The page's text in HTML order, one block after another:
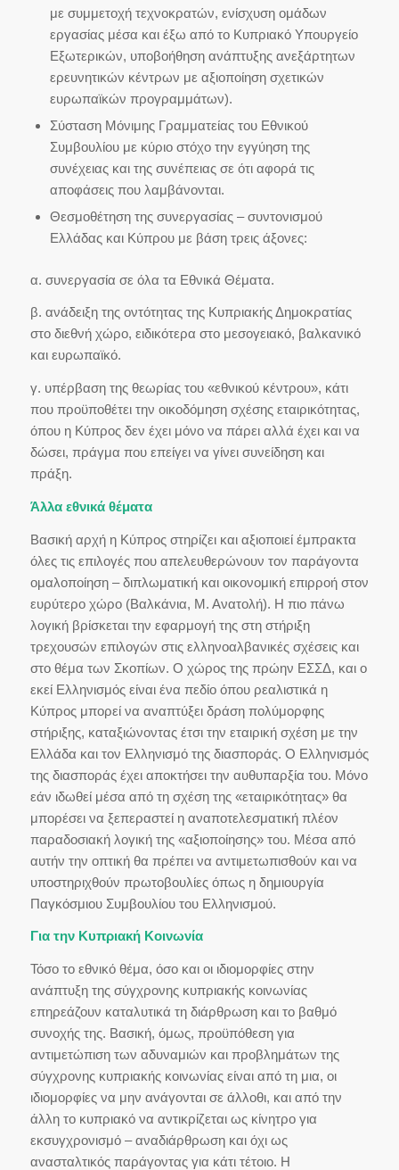
με συμμετοχή τεχνοκρατών, ενίσχυση ομάδων
εργασίας μέσα και έξω από το Κυπριακό Υπουργείο
Εξωτερικών, υποβοήθηση ανάπτυξης ανεξάρτητων
ερευνητικών κέντρων με αξιοποίηση σχετικών
ευρωπαϊκών προγραμμάτων).
Σύσταση Μόνιμης Γραμματείας του Εθνικού
Συμβουλίου με κύριο στόχο την εγγύηση της
συνέχειας και της συνέπειας σε ότι αφορά τις
αποφάσεις που λαμβάνονται.
Θεσμοθέτηση της συνεργασίας – συντονισμού
Ελλάδας και Κύπρου με βάση τρεις άξονες:
α. συνεργασία σε όλα τα Εθνικά Θέματα.
β. ανάδειξη της οντότητας της Κυπριακής Δημοκρατίας
στο διεθνή χώρο, ειδικότερα στο μεσογειακό, βαλκανικό
και ευρωπαϊκό.
γ. υπέρβαση της θεωρίας του «εθνικού κέντρου», κάτι
που προϋποθέτει την οικοδόμηση σχέσης εταιρικότητας,
όπου η Κύπρος δεν έχει μόνο να πάρει αλλά έχει και να
δώσει, πράγμα που επείγει να γίνει συνείδηση και
πράξη.
Άλλα εθνικά θέματα
Βασική αρχή η Κύπρος στηρίζει και αξιοποιεί έμπρακτα
όλες τις επιλογές που απελευθερώνουν τον παράγοντα
ομαλοποίηση – διπλωματική και οικονομική επιρροή στον
ευρύτερο χώρο (Βαλκάνια, Μ. Ανατολή). Η πιο πάνω
λογική βρίσκεται την εφαρμογή της στη στήριξη
τρεχουσών επιλογών στις ελληνοαλβανικές σχέσεις και
στο θέμα των Σκοπίων. Ο χώρος της πρώην ΕΣΣΔ, και ο
εκεί Ελληνισμός είναι ένα πεδίο όπου ρεαλιστικά η
Κύπρος μπορεί να αναπτύξει δράση πολύμορφης
στήριξης, καταξιώνοντας έτσι την εταιρική σχέση με την
Ελλάδα και τον Ελληνισμό της διασποράς. Ο Ελληνισμός
της διασποράς έχει αποκτήσει την αυθυπαρξία του. Μόνο
εάν ιδωθεί μέσα από τη σχέση της «εταιρικότητας» θα
μπορέσει να ξεπεραστεί η αναποτελεσματική πλέον
παραδοσιακή λογική της «αξιοποίησης» του. Μέσα από
αυτήν την οπτική θα πρέπει να αντιμετωπισθούν και να
υποστηριχθούν πρωτοβουλίες όπως η δημιουργία
Παγκόσμιου Συμβουλίου του Ελληνισμού.
Για την Κυπριακή Κοινωνία
Τόσο το εθνικό θέμα, όσο και οι ιδιομορφίες στην
ανάπτυξη της σύγχρονης κυπριακής κοινωνίας
επηρεάζουν καταλυτικά τη διάρθρωση και το βαθμό
συνοχής της. Βασική, όμως, προϋπόθεση για
αντιμετώπιση των αδυναμιών και προβλημάτων της
σύγχρονης κυπριακής κοινωνίας είναι από τη μια, οι
ιδιομορφίες να μην ανάγονται σε άλλοθι, και από την
άλλη το κυπριακό να αντικρίζεται ως κίνητρο για
εκσυγχρονισμό – αναδιάρθρωση και όχι ως
ανασταλτικός παράγοντας για κάτι τέτοιο. Η